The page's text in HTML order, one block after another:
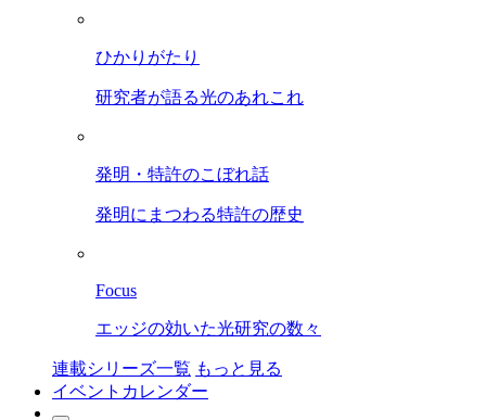
ひかりがたり
研究者が語る光のあれこれ
発明・特許のこぼれ話
発明にまつわる特許の歴史
Focus
エッジの効いた光研究の数々
連載シリーズ一覧 もっと見る
イベントカレンダー